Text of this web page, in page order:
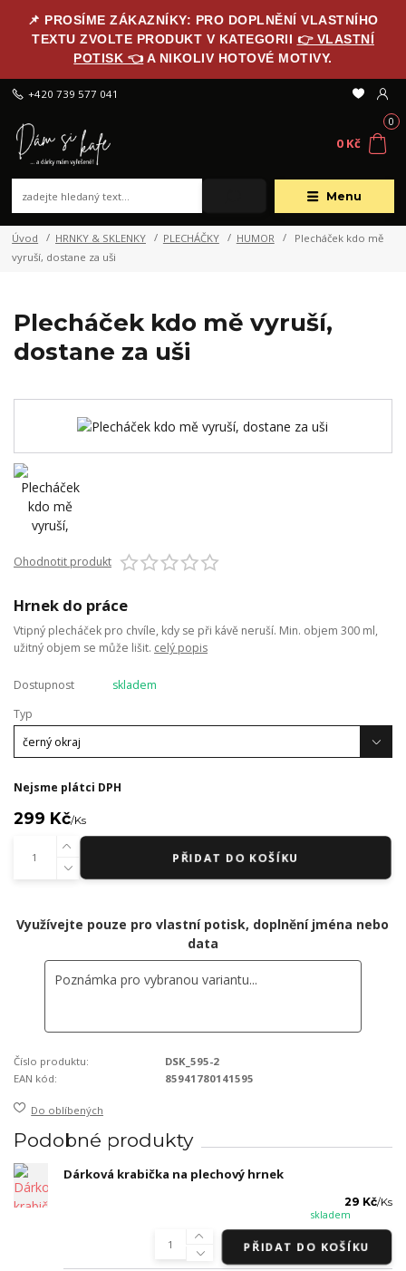
📌 PROSÍME ZÁKAZNÍKY: PRO DOPLNĚNÍ VLASTNÍHO
TEXTU ZVOLTE PRODUKT V KATEGORII 👉 VLASTNÍ
POTISK 👈 A NIKOLIV HOTOVÉ MOTIVY.
Menu
+420 739 577 041
0
0 Kč
Úvod HRNKY & SKLENKY PLECHÁČKY HUMOR
Plecháček kdo mě
vyruší, dostane za uši
Plecháček kdo mě vyruší,
dostane za uši
Ohodnotit produkt
Hrnek do práce
Vtipný plecháček pro chvíle, kdy se při kávě neruší. Min. objem 300 ml,
užitný objem se může lišit. celý popis
Dostupnost
skladem
Typ
Nejsme plátci DPH
299 Kč/Ks
PŘIDAT DO KOŠÍKU
Využívejte pouze pro vlastní potisk, doplnění jména nebo
data
Číslo produktu:
DSK_595-2
EAN kód:
85941780141595
Do oblíbených
Podobné produkty
Dárková krabička na plechový hrnek
29 Kč/Ks
skladem
PŘIDAT DO KOŠÍKU